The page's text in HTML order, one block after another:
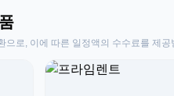
로, 이에 따른 일정액의 수수료를 제공